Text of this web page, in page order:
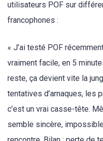
utilisateurs POF sur
francophones :
« J’ai testé POF
vraiment facile, en 5
reste, ça devient vite la
tentatives d’arnaques, les
c’est un vrai casse-tête.
semble sincère,